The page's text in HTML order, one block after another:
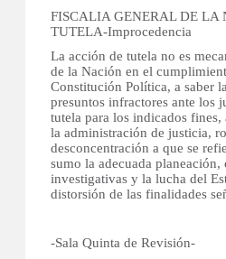
FISCALIA GENERAL DE LA
TUTELA-Improcedencia
La acción de tutela no es
de la Nación en el
Constitución Política, a saber
presuntos infractores ante los
tutela para los indicados fines,
la administración de justicia,
desconcentración a que se
sumo la adecuada
investigativas y la lucha del
distorsión de las finalidades
-Sala Quinta de Revisión-